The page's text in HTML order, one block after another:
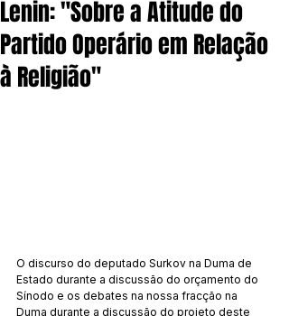
Lenin: "Sobre a Atitude do
Partido Operário em Relação
à Religião"
O discurso do deputado Surkov na Duma de
Estado durante a discussão do orçamento do
Sínodo e os debates na nossa fracção na
Duma durante a discussão do projeto deste